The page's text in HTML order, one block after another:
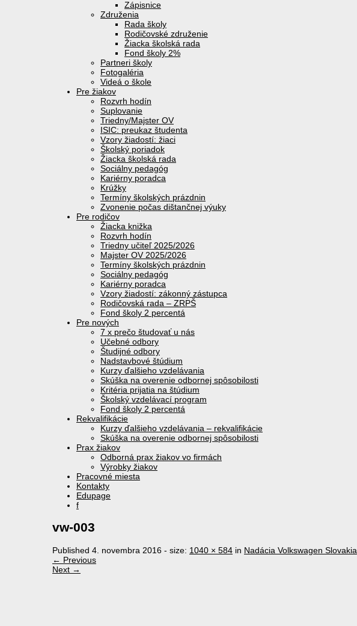
Zápisnice
Združenia
Rada školy
Rodičovské združenie
Žiacka školská rada
Fond školy 2%
Partneri školy
Fotogaléria
Videá o škole
Pre žiakov
Rozvrh hodín
Suplovanie
Triedny/Majster OV
ISIC: preukaz študenta
Vzory žiadostí: žiaci
Školský poriadok
Žiacka školská rada
Sociálny pedagóg
Kariérny poradca
Krúžky
Termíny školských prázdnin
Zvonenie počas dištančnej výuky
Pre rodičov
Žiacka knižka
Rozvrh hodín
Triedny učiteľ 2025/2026
Majster OV 2025/2026
Termíny školských prázdnin
Sociálny pedagóg
Kariérny poradca
Vzory žiadostí: zákonný zástupca
Rodičovská rada – ZRPŠ
Fond školy 2 percentá
Pre nových
7 x prečo študovať u nás
Učebné odbory
Študijné odbory
Nadstavbové štúdium
Kurzy ďalšieho vzdelávania
Skúška na overenie odbornej spôsobilosti
Kritéria prijatia na štúdium
Školský vzdelávací program
Fond školy 2 percentá
Rekvalifikácie
Kurzy ďalšieho vzdelávania – rekvalifikácie
Skúška na overenie odbornej spôsobilosti
Prax žiakov
Odborná prax žiakov vo firmách
Výrobky žiakov
Pracovné miesta
Kontakty
Edupage
f
vw-003
Published 4. novembra 2016 - size: 1040 × 584 in Nadácia Volkswagen Slovakia
← Previous
Next →